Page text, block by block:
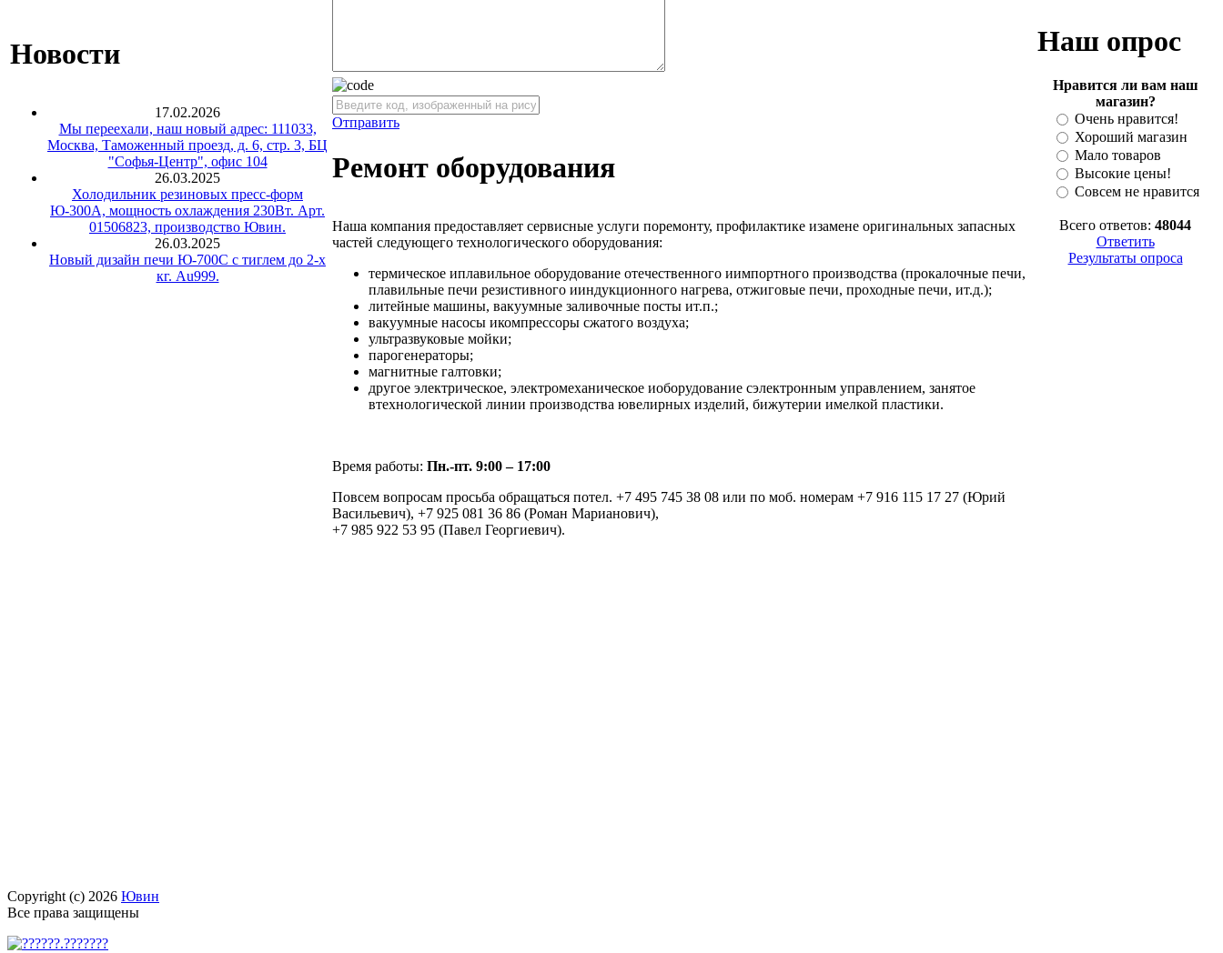
Новости
17.02.2026
Мы переехали, наш новый адрес: 111033,
Москва, Таможенный проезд, д. 6, стр. 3, БЦ
"Софья-Центр", офис 104
26.03.2025
Холодильник резиновых пресс-форм
Ю-300А, мощность охлаждения 230Вт. Арт.
01506823, производство Ювин.
26.03.2025
Новый дизайн печи Ю-700С с тиглем до 2-х
кг. Au999.
Отправить
Ремонт оборудования
Наша компания предоставляет сервисные услуги поремонту, профилактике изамене оригинальных запасных
частей следующего технологического оборудования:
термическое иплавильное оборудование отечественного иимпортного производства (прокалочные печи,
плавильные печи резистивного ииндукционного нагрева, отжиговые печи, проходные печи, ит.д.);
литейные машины, вакуумные заливочные посты ит.п.;
вакуумные насосы икомпрессоры сжатого воздуха;
ультразвуковые мойки;
парогенераторы;
магнитные галтовки;
другое электрическое, электромеханическое иоборудование сэлектронным управлением, занятое
втехнологической линии производства ювелирных изделий, бижутерии имелкой пластики.
Время работы: Пн.-пт. 9:00 – 17:00
Повсем вопросам просьба обращаться потел. +7 495 745 38 08 или по моб. номерам +7 916 115 17 27 (Юрий
Васильевич), +7 925 081 36 86 (Роман Марианович),
+7 985 922 53 95 (Павел Георгиевич).
Наш опрос
Нравится ли вам наш
магазин?
Очень нравится!
Хороший магазин
Мало товаров
Высокие цены!
Совсем не нравится
Всего ответов: 48044
Ответить
Результаты опроса
Copyright (c) 2026 Ювин
Все права защищены